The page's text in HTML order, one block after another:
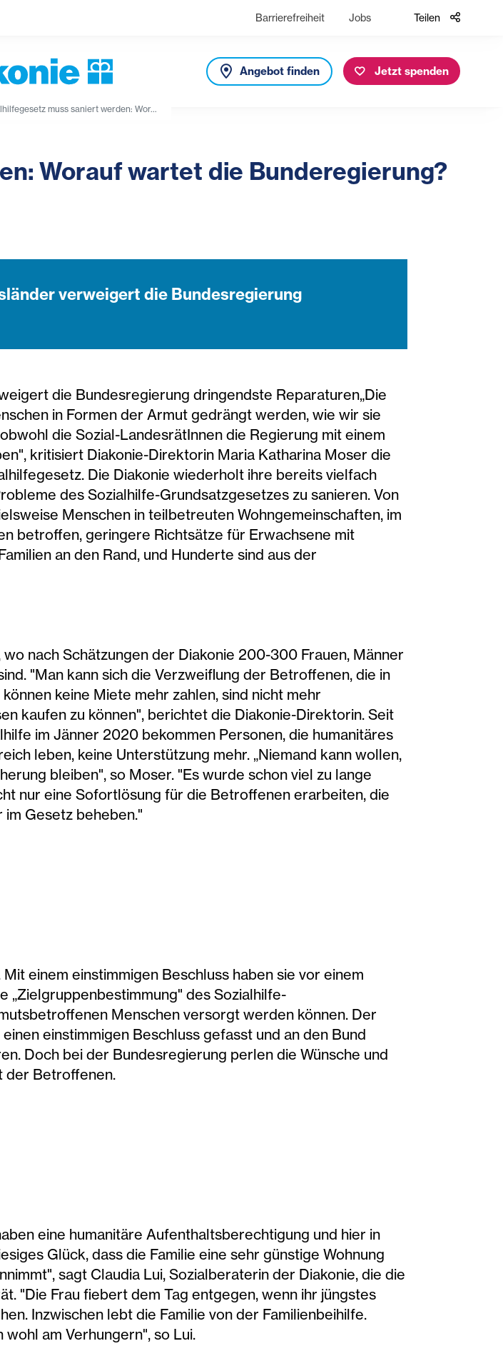
Barrierefreiheit Jobs Teilen
Angebot finden Jetzt spenden
muss saniert werden: Wor...
Worauf wartet die Bunderegierung?
verweigert die Bundesregierung
die Bundesregierung dringendste Reparaturen„Die
in Formen der Armut gedrängt werden, wie wir sie
die Sozial-LandesrätInnen die Regierung mit einem
kritisiert Diakonie-Direktorin Maria Katharina Moser die
Die Diakonie wiederholt ihre bereits vielfach
des Sozialhilfe-Grundsatzgesetzes zu sanieren. Von
Menschen in teilbetreuten Wohngemeinschaften, im
betroffen, geringere Richtsätze für Erwachsene mit
an den Rand, und Hunderte sind aus der
nach Schätzungen der Diakonie 200-300 Frauen, Männer
"Man kann sich die Verzweiflung der Betroffenen, die in
keine Miete mehr zahlen, sind nicht mehr
kaufen zu können", berichtet die Diakonie-Direktorin. Seit
im Jänner 2020 bekommen Personen, die humanitäres
leben, keine Unterstützung mehr. „Niemand kann wollen,
bleiben", so Moser. "Es wurde schon viel zu lange
nur eine Sofortlösung für die Betroffenen erarbeiten, die
Gesetz beheben."
einem einstimmigen Beschluss haben sie vor einem
des Sozialhilfe-
Menschen versorgt werden können. Der
einstimmigen Beschluss gefasst und an den Bund
Doch bei der Bundesregierung perlen die Wünsche und
der Betroffenen.
eine humanitäre Aufenthaltsberechtigung und hier in
Glück, dass die Familie eine sehr günstige Wohnung
sagt Claudia Lui, Sozialberaterin der Diakonie, die die
"Die Frau fiebert dem Tag entgegen, wenn ihr jüngstes
Inzwischen lebt die Familie von der Familienbeihilfe.
am Verhungern", so Lui.